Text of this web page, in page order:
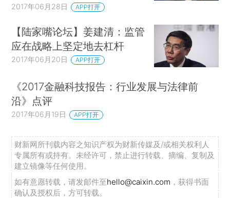
2017年06月28日 APP打开
【陆家嘴论坛】姜建清：监管
应在战略上坚定地去杠杆
2017年06月20日 APP打开
《2017金融科技报告：行业发展与法律前
沿》点评
2017年06月19日 APP打开
财新网所刊载内容之知识产权为财新传媒及/或相关权利人
专属所有或持有。未经许可，禁止进行转载、摘编、复制及
建立镜像等任何使用。
如有意愿转载，请发邮件至hello@caixin.com ，获得书面
确认及授权后，方可转载。